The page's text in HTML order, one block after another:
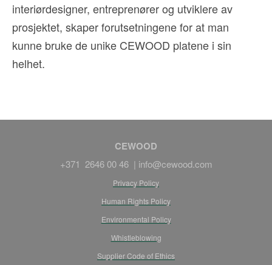
interiørdesigner, entreprenører og utviklere av
prosjektet, skaper forutsetningene for at man
kunne bruke de unike CEWOOD platene i sin
helhet.
CEWOOD
+371 2646 00 46 | info@cewood.com
Privacy Policy
Human Rights Policy
Environmental Policy
Whistleblowing
Supplier Code of Ethics